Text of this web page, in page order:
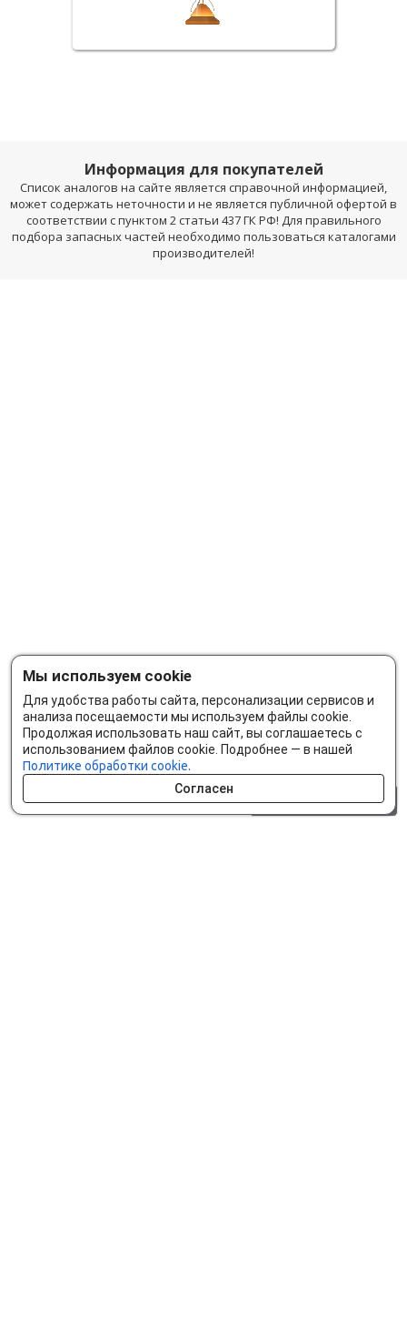
Информация для покупателей
Список аналогов на сайте является справочной информацией,
может содержать неточности и не является публичной офертой в
соответствии с пунктом 2 статьи 437 ГК РФ! Для правильного
подбора запасных частей необходимо пользоваться каталогами
производителей!
Мы используем cookie
Для удобства работы сайта, персонализации сервисов и
анализа посещаемости мы используем файлы cookie.
Продолжая использовать наш сайт, вы соглашаетесь с
использованием файлов cookie. Подробнее — в нашей
Политике обработки cookie.
Согласен